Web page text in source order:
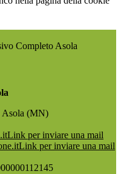
Completo Asola
Asola (MN)
Link per inviare una mail
Link per inviare una mail